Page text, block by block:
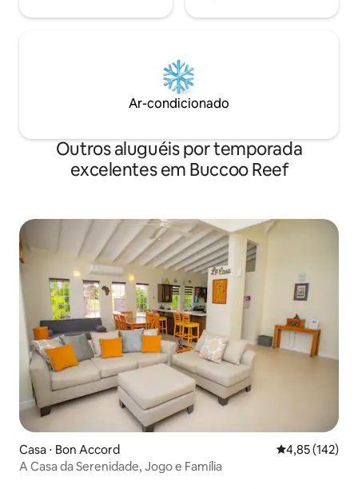
Ar-condicionado
Outros aluguéis por temporada
excelentes em Buccoo Reef
Casa ⋅ Bon Accord 4,85 de uma
4,85 (142)
A Casa da Serenidade, Jogo e Família